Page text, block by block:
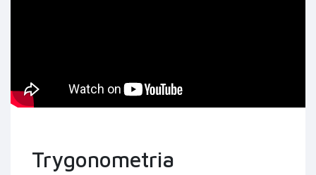
Trygonometria